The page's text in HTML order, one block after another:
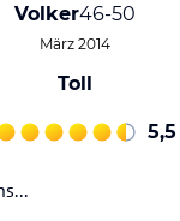
Volker46-50
März 2014
Toll
5,5